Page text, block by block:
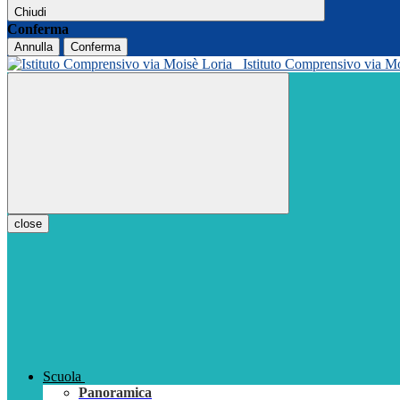
Chiudi
Conferma
Annulla Conferma
Istituto Comprensivo via
close
Scuola
Panoramica